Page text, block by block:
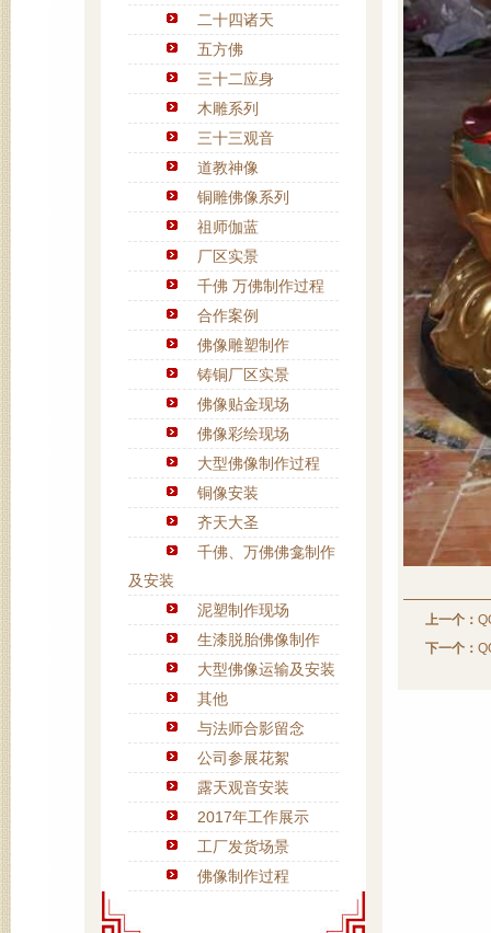
二十四诸天
五方佛
三十二应身
木雕系列
三十三观音
道教神像
铜雕佛像系列
祖师伽蓝
厂区实景
千佛 万佛制作过程
合作案例
佛像雕塑制作
铸铜厂区实景
佛像贴金现场
佛像彩绘现场
大型佛像制作过程
铜像安装
齐天大圣
千佛、万佛佛龛制作
及安装
泥塑制作现场
生漆脱胎佛像制作
大型佛像运输及安装
其他
与法师合影留念
公司参展花絮
露天观音安装
2017年工作展示
工厂发货场景
佛像制作过程
上一个：
下一个：